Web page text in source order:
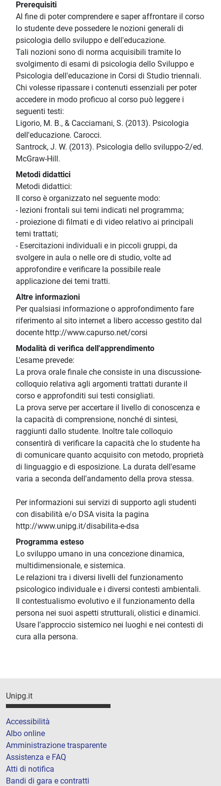
Prerequisiti
Al fine di poter comprendere e saper affrontare il corso
lo studente deve possedere le nozioni generali di
psicologia dello sviluppo e dell'educazione.
Tali nozioni sono di norma acquisibili tramite lo
svolgimento di esami di psicologia dello Sviluppo e
Psicologia dell'educazione in Corsi di Studio triennali.
Chi volesse ripassare i contenuti essenziali per poter
accedere in modo proficuo al corso può leggere i
seguenti testi:
Ligorio, M. B., & Cacciamani, S. (2013). Psicologia
dell'educazione. Carocci.
Santrock, J. W. (2013). Psicologia dello sviluppo-2/ed.
McGraw-Hill.
Metodi didattici
Metodi didattici:
Il corso è organizzato nel seguente modo:
- lezioni frontali sui temi indicati nel programma;
- proiezione di filmati e di video relativo ai principali
temi trattati;
- Esercitazioni individuali e in piccoli gruppi, da
svolgere in aula o nelle ore di studio, volte ad
approfondire e verificare la possibile reale
applicazione dei temi tratti.
Altre informazioni
Per qualsiasi informazione o approfondimento fare
riferimento al sito internet a libero accesso gestito dal
docente http://www.capurso.net/corsi
Modalità di verifica dell'apprendimento
L'esame prevede:
La prova orale finale che consiste in una discussione-
colloquio relativa agli argomenti trattati durante il
corso e approfonditi sui testi consigliati.
La prova serve per accertare il livello di conoscenza e
la capacità di comprensione, nonché di sintesi,
raggiunti dallo studente. Inoltre tale colloquio
consentirà di verificare la capacità che lo studente ha
di comunicare quanto acquisito con metodo, proprietà
di linguaggio e di esposizione. La durata dell'esame
varia a seconda dell'andamento della prova stessa.
Per informazioni sui servizi di supporto agli studenti
con disabilità e/o DSA visita la pagina
http://www.unipg.it/disabilita-e-dsa
Programma esteso
Lo sviluppo umano in una concezione dinamica,
multidimensionale, e sistemica.
Le relazioni tra i diversi livelli del funzionamento
psicologico individuale e i diversi contesti ambientali.
Il contestualismo evolutivo e il funzionamento della
persona nei suoi aspetti strutturali, olistici e dinamici.
Usare l'approccio sistemico nei luoghi e nei contesti di
cura alla persona.
Unipg.it
Accessibilità
Albo online
Amministrazione trasparente
Assistenza e FAQ
Atti di notifica
Bandi di gara e contratti